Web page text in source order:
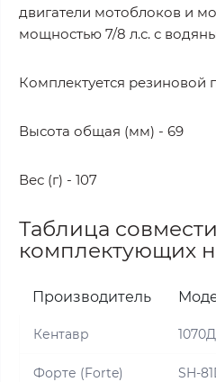
двигатели мотоблоков и
мощностью 7/8 л.с. с
Комплектуется резиновой
Высота общая (мм) - 69
Вес (г) - 107
Таблица
комплектующих
Производитель
Кентавр
Форте (Forte) SH-